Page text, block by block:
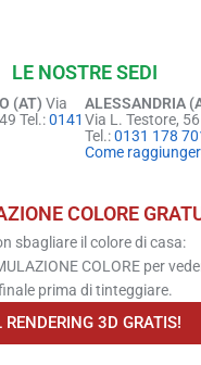
LE NOSTRE SEDI
(AT) Via
Tel.:0141
ALESSANDRIA
Via L. Testore,
Tel.:0131 178
Come
COLORE
sbagliare il colore di casa:
COLORE per
prima di tinteggiare.
RENDERING 3D GRATIS!